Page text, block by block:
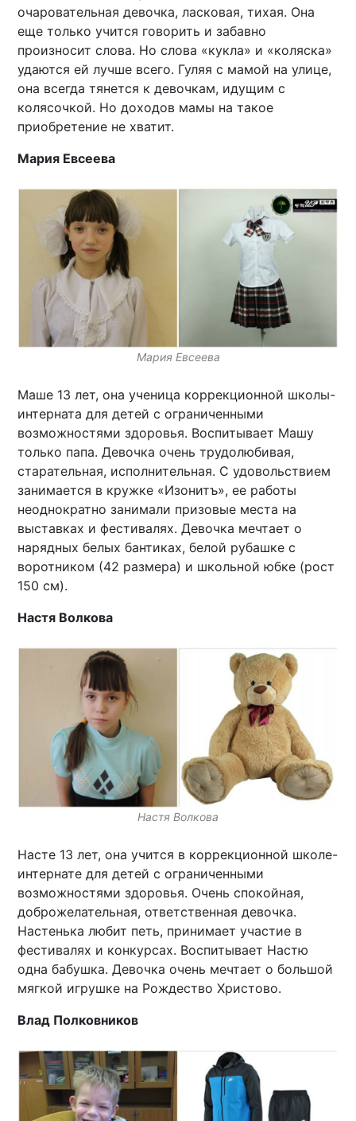
очаровательная девочка, ласковая, тихая. Она
еще только учится говорить и забавно
произносит слова. Но слова «кукла» и «коляска»
удаются ей лучше всего. Гуляя с мамой на улице,
она всегда тянется к девочкам, идущим с
колясочкой. Но доходов мамы на такое
приобретение не хватит.
Мария Евсеева
Мария Евсеева
Маше 13 лет, она ученица коррекционной школы-
интерната для детей с ограниченными
возможностями здоровья. Воспитывает Машу
только папа. Девочка очень трудолюбивая,
старательная, исполнительная. С удовольствием
занимается в кружке «Изонитъ», ее работы
неоднократно занимали призовые места на
выставках и фестивалях. Девочка мечтает о
нарядных белых бантиках, белой рубашке с
воротником (42 размера) и школьной юбке (рост
150 см).
Настя Волкова
Настя Волкова
Насте 13 лет, она учится в коррекционной школе-
интернате для детей с ограниченными
возможностями здоровья. Очень спокойная,
доброжелательная, ответственная девочка.
Настенька любит петь, принимает участие в
фестивалях и конкурсах. Воспитывает Настю
одна бабушка. Девочка очень мечтает о большой
мягкой игрушке на Рождество Христово.
Влад Полковников